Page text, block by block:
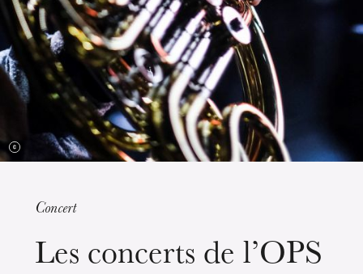
mercredi 19 août 2026
Concert
Les concerts de l’OPS